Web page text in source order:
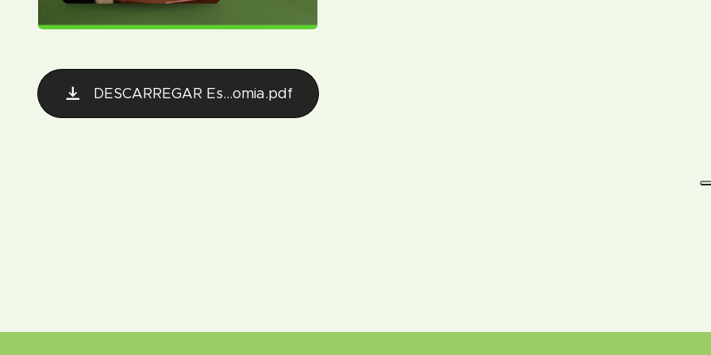
DESCARREGAR Es...omia.pdf